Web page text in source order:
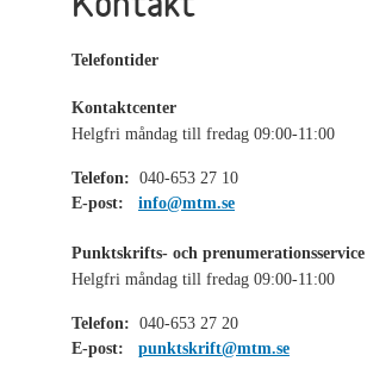
Telefontider
Kontaktcenter
Helgfri måndag till fredag 09:00-11:00
Telefon: 040-653 27 10
E-post:
info@mtm.se
Punktskrifts- och prenumerationsservice
Helgfri måndag till fredag 09:00-11:00
Telefon: 040-653 27 20
E-post:
punktskrift@mtm.se